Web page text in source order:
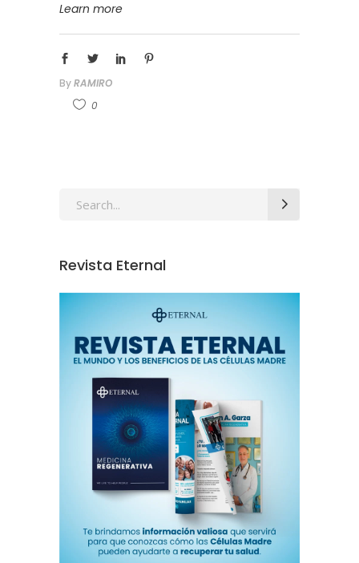
Learn more
ByRAMIRO
0
Revista Eternal